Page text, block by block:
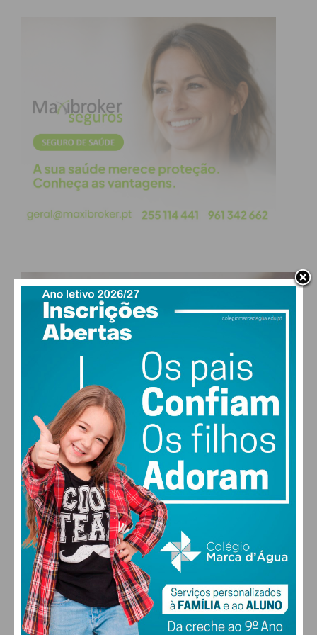
Subscreva a newsletter do
Imediato
Assine nossa newsletter por e-mail e
atualizada.
Eu li e concordo com ostermos e
condições
PAÇOS DE FERREIRA
12°
clear sky
MAX 12 • MIN 12
30°
QUI
30
SEX
30 °
SÁB
28 °
DOM
FARMACIAS DE SERVIÇO EM PAÇOS DE
FERREIRA